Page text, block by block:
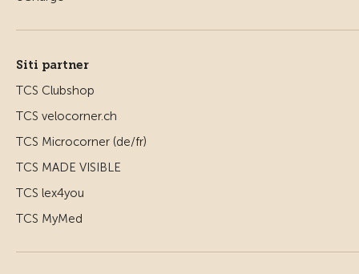
Siti partner
TCS Clubshop
TCS velocorner.ch
TCS Microcorner (de/fr)
TCS MADE VISIBLE
TCS lex4you
TCS MyMed